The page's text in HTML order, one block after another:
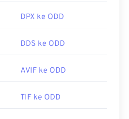
PhotoScape X untuk
DPX ke ODD
DDS ke ODD
AVIF ke ODD
TIF ke ODD